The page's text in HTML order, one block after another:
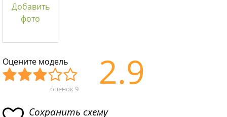
Добавить
фото
Оцените модель
аснплоыч
ХорОтл
оценок 9 2.9
Сохранить схему